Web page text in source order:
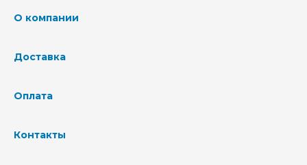
О компании
Доставка
Оплата
Контакты